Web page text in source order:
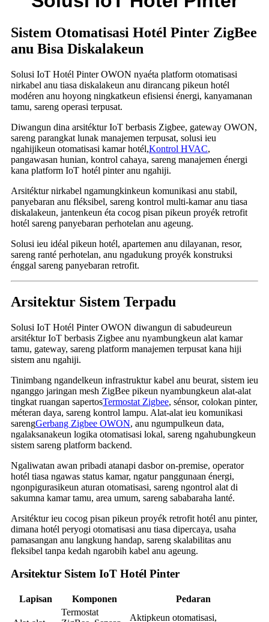
Sistem Otomatisasi Hotél Pinter ZigBee
anu Bisa Diskalakeun
Solusi IoT Hotél Pinter OWON nyaéta platform otomatisasi
nirkabel anu tiasa diskalakeun anu dirancang pikeun hotél
modéren anu hoyong ningkatkeun efisiensi énergi, kanyamanan
tamu, sareng operasi terpusat.
Diwangun dina arsitéktur IoT berbasis Zigbee, gateway OWON,
sareng parangkat lunak manajemen terpusat, solusi ieu
ngahijikeun otomatisasi kamar hotél,Kontrol HVAC,
pangawasan hunian, kontrol cahaya, sareng manajemen énergi
kana platform IoT hotél pinter anu ngahiji.
Arsitéktur nirkabel ngamungkinkeun komunikasi anu stabil,
panyebaran anu fléksibel, sareng kontrol multi-kamar anu tiasa
diskalakeun, jantenkeun éta cocog pisan pikeun proyék retrofit
hotél sareng panyebaran perhotelan anu ageung.
Solusi ieu idéal pikeun hotél, apartemen anu dilayanan, resor,
sareng ranté perhotelan, anu ngadukung proyék konstruksi
énggal sareng panyebaran retrofit.
Arsitektur Sistem Terpadu
Solusi IoT Hotél Pinter OWON diwangun di sabudeureun
arsitéktur IoT berbasis Zigbee anu nyambungkeun alat kamar
tamu, gateway, sareng platform manajemen terpusat kana hiji
sistem anu ngahiji.
Tinimbang ngandelkeun infrastruktur kabel anu beurat, sistem ieu
nganggo jaringan mesh ZigBee pikeun nyambungkeun alat-alat
tingkat ruangan sapertosTermostat Zigbee, sénsor, colokan pinter,
méteran daya, sareng kontrol lampu. Alat-alat ieu komunikasi
sarengGerbang Zigbee OWON, anu ngumpulkeun data,
ngalaksanakeun logika otomatisasi lokal, sareng ngahubungkeun
sistem sareng platform backend.
Ngaliwatan awan pribadi atanapi dasbor on-premise, operator
hotél tiasa ngawas status kamar, ngatur panggunaan énergi,
ngonpigurasikeun aturan otomatisasi, sareng ngontrol alat di
sakumna kamar tamu, area umum, sareng sababaraha lanté.
Arsitéktur ieu cocog pisan pikeun proyék retrofit hotél anu pinter,
dimana hotél peryogi otomatisasi anu tiasa dipercaya, usaha
pamasangan anu langkung handap, sareng skalabilitas anu
fleksibel tanpa kedah ngarobih kabel anu ageung.
Arsitektur Sistem IoT Hotél Pinter
Lapisan Komponen Pedaran
Termostat
Aktipkeun otomatisasi,